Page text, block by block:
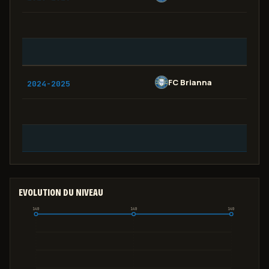
2024-2025 FC Brianna
EVOLUTION DU NIVEAU
140 140 140